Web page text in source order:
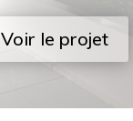
Voir le projet